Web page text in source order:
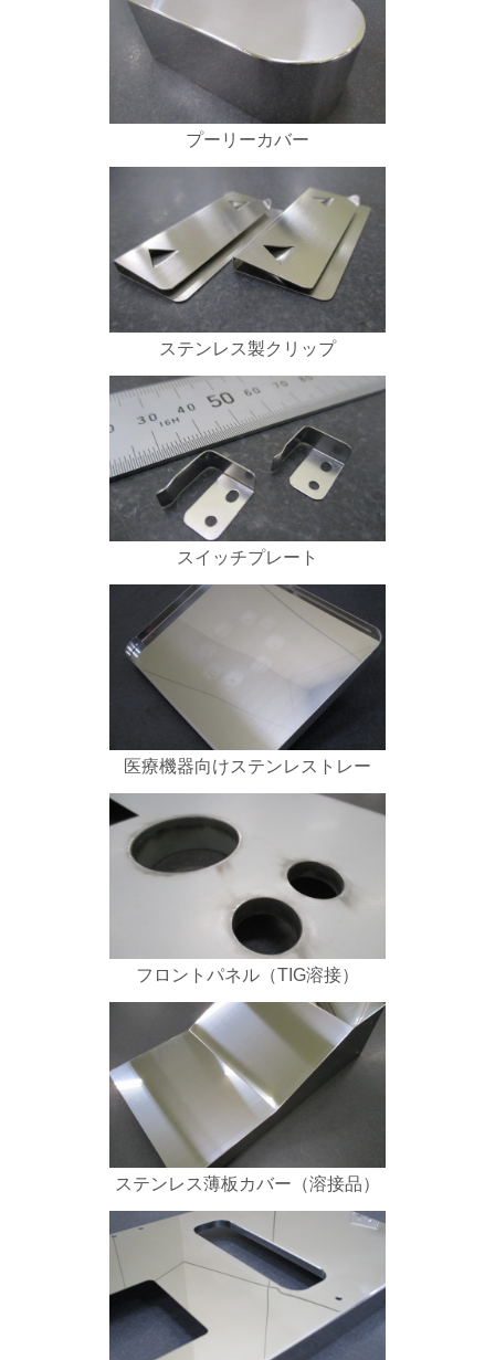
プーリーカバー
ステンレス製クリップ
スイッチプレート
医療機器向けステンレストレー
フロントパネル（TIG溶接）
ステンレス薄板カバー（溶接品）